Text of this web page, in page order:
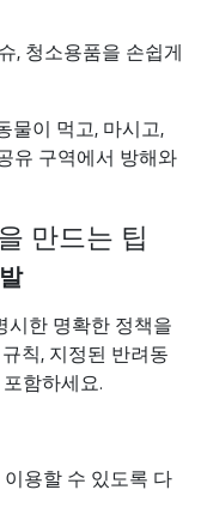
, 청소용품을 손쉽게
물이 먹고, 마시고,
유 구역에서 방해와
만드는 팁
시한 명확한 정책을
칙, 지정된 반려동
함하세요.
용할 수 있도록 다